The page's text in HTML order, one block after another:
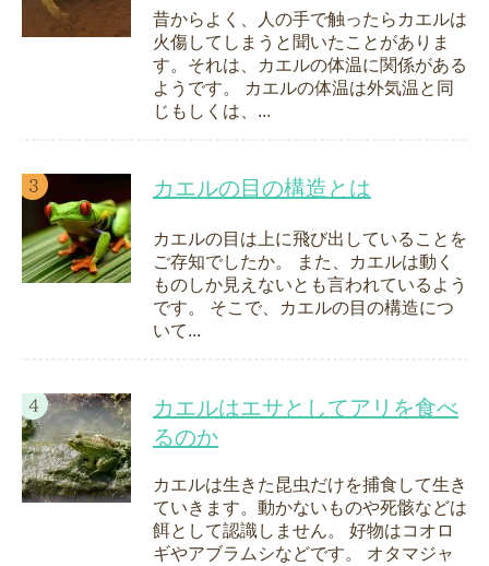
昔からよく、人の手で触ったらカエルは
火傷してしまうと聞いたことがありま
す。それは、カエルの体温に関係がある
ようです。 カエルの体温は外気温と同
じもしくは、...
カエルの目の構造とは
カエルの目は上に飛び出していることを
ご存知でしたか。 また、カエルは動く
ものしか見えないとも言われているよう
です。 そこで、カエルの目の構造につ
いて...
カエルはエサとしてアリを食べ
るのか
カエルは生きた昆虫だけを捕食して生き
ていきます。動かないものや死骸などは
餌として認識しません。 好物はコオロ
ギやアブラムシなどです。 オタマジャ